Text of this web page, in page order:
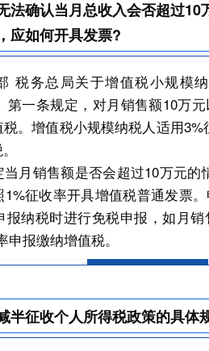
法确认当月总收入会否超过
应如何开具发票?
税务总局关于增值税小规模
第一条规定，对月销售额10万
。增值税小规模纳税人适用
。
月销售额是否会超过10万元
征收率开具增值税普通发票
报纳税时进行免税申报，如月
报缴纳增值税。
半征收个人所得税政策的具体